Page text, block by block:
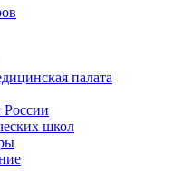
палата
России
школ